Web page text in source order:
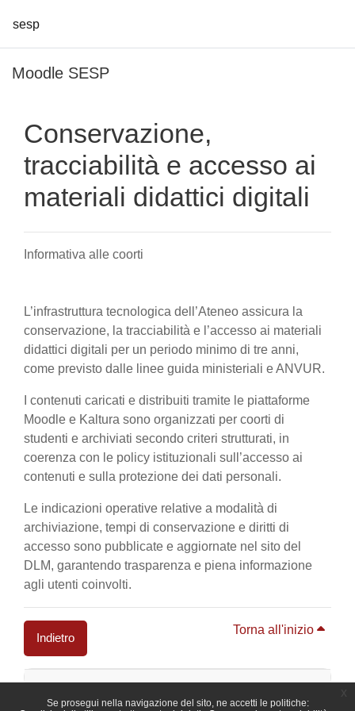
Se prosegui nella navigazione del sito, ne accetti le politiche:
sesp
Moodle SESP
Conservazione,
tracciabilità e accesso ai
materiali didattici digitali
Informativa alle coorti
L’infrastruttura tecnologica dell’Ateneo assicura la
conservazione, la tracciabilità e l’accesso ai materiali
didattici digitali per un periodo minimo di tre anni,
come previsto dalle linee guida ministeriali e ANVUR.
I contenuti caricati e distribuiti tramite le piattaforme
Moodle e Kaltura sono organizzati per coorti di
studenti e archiviati secondo criteri strutturati, in
coerenza con le policy istituzionali sull’accesso ai
contenuti e sulla protezione dei dati personali.
Le indicazioni operative relative a modalità di
archiviazione, tempi di conservazione e diritti di
accesso sono pubblicate e aggiornate nel sito del
DLM, garantendo trasparenza e piena informazione
agli utenti coinvolti.
Indietro
Torna all'inizio
Blocchi